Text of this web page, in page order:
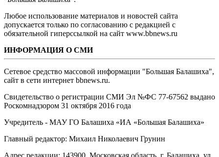
Любое использование материалов и новостей сайта
допускается только по согласованию с редакцией с
обязательной гиперссылкой на сайт www.bbnews.ru
ИНФОРМАЦИЯ О СМИ
Сетевое средство массовой информации "Большая Балашиха",
сайт в сети интернет bbnews.ru.
Свидетельство о регистрации СМИ Эл №ФС ‎77-67562 выдано
Роскомнадзором 31 октября 2016 года
Учредитель - МАУ ГО Балашиха «ИА «Большая Балашиха»
Главный редактор: Михаил Николаевич Грунин